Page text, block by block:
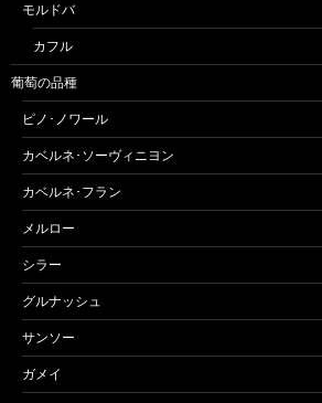
モルドバ
カフル
葡萄の品種
ピノ･ノワール
カベルネ･ソーヴィニヨン
カベルネ･フラン
メルロー
シラー
グルナッシュ
サンソー
ガメイ